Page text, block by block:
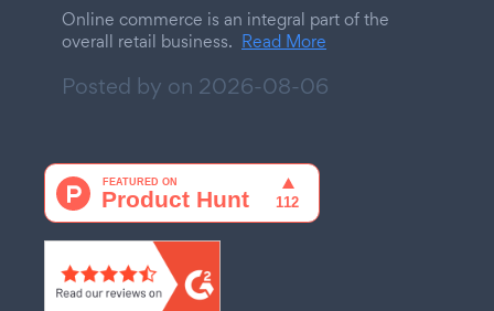
Online commerce is an integral part of the
overall retail business. Read More
Posted by on 2026-08-06